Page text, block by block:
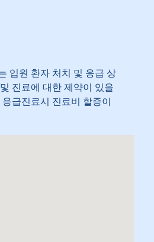
입원 환자 처치 및 응급 상
진료에 대한 제약이 있을
급진료시 진료비 할증이